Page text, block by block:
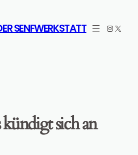
SENFWERKSTATT X
sich an